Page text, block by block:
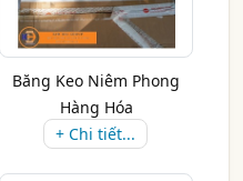
Băng Keo Niêm Phong
Hàng Hóa
+ Chi tiết...